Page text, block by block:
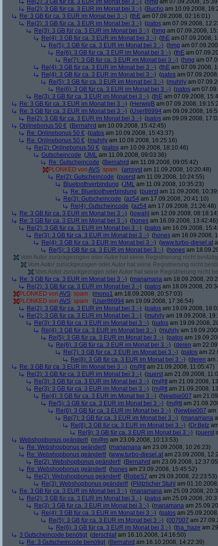
Re(2): 3 GB für ca. 3 EUR im Monat bei 3 :-) (hmg am 07.09.2008,
Re(2): 3 GB für ca. 3 EUR im Monat bei 3 :-) (Bucho am 10.09.2008,
Re: 3 GB für ca. 3 EUR im Monat bei 3 :-) (thE am 07.09.2008, 02:16:01)
Re(2): 3 GB für ca. 3 EUR im Monat bei 3 :-) (patos am 07.09.2008,
Re(3): 3 GB für ca. 3 EUR im Monat bei 3 :-) (hmg am 07.09.2008,
Re(4): 3 GB für ca. 3 EUR im Monat bei 3 :-) (thE am 07.09.2008,
Re(5): 3 GB für ca. 3 EUR im Monat bei 3 :-) (hmg am
Re(6): 3 GB für ca. 3 EUR im Monat bei 3 :-) (thE am
Re(7): 3 GB für ca. 3 EUR im Monat bei 3 :-) (hmg am
Re(4): 3 GB für ca. 3 EUR im Monat bei 3 :-) (thE am 07.09.2008,
Re(4): 3 GB für ca. 3 EUR im Monat bei 3 :-) (patos am
Re(5): 3 GB für ca. 3 EUR im Monat bei 3 :-) (muhrly am
Re(6): 3 GB für ca. 3 EUR im Monat bei 3 :-) (patos am
Re(3): 3 GB für ca. 3 EUR im Monat bei 3 :-) (thE am 07.09.2008,
Re: 3 GB für ca. 3 EUR im Monat bei 3 :-) (HerwigB am 07.09.2008,
Re: 3 GB für ca. 3 EUR im Monat bei 3 :-) (User86994 am 09.09.2008,
Re(2): 3 GB für ca. 3 EUR im Monat bei 3 :-) (patos am 09.09.2008,
Onlinebonus 50 € (Bernahrd am 10.09.2008, 15:42:45)
Re: Onlinebonus 50 € (patos am 10.09.2008, 15:43:37)
Re: Onlinebonus 50 € (muhrly am 10.09.2008, 16:25:16)
Re(2): Onlinebonus 50 € (patos am 10.09.2008, 18:10:46)
Gutscheincode (JML am 11.09.2008, 09:03:36)
Re: Gutscheincode (Bernahrd am 11.09.2008, 09:05:42)
PLONKED von AVS: spam (amsyst am 11.09.2008, 10:20:48)
Re(2): Gutscheincode (puerst am 11.09.2008, 10:24:55)
Bluetoothverbindung (JML am 11.09.2008, 10:35:23)
Re: Bluetoothverbindung (puerst am 11.09.2008,
Re(3): Gutscheincode (az54 am 17.09.2008, 20:41:10)
Re(4): Gutscheincode (az54 am 17.09.2008, 21:26:48)
Re: 3 GB für ca. 3 EUR im Monat bei 3 :-) (jowahl am 12.09.2008,
Re: 3 GB für ca. 3 EUR im Monat bei 3 :-) (hones am 16.09.2008, 13:42:46)
Re(2): 3 GB für ca. 3 EUR im Monat bei 3 :-) (patos am 16.09.2008,
Re(3): 3 GB für ca. 3 EUR im Monat bei 3 :-) (hones am 16.09.2008,
Re(4): 3 GB für ca. 3 EUR im Monat bei 3 :-) (www.turbo-diesel.at
Re(5): 3 GB für ca. 3 EUR im Monat bei 3 :-) (hones am
Vom Autor zurückgezogen oder Autor hat seine Registrierung nicht
Vom Autor zurückgezogen oder Autor hat seine Registrierung nicht
Vom Autor zurückgezogen oder Autor hat seine Registrierung nicht
Re: 3 GB für ca. 3 EUR im Monat bei 3 :-) (manamana am 18.09.2008,
Re(2): 3 GB für ca. 3 EUR im Monat bei 3 :-) (patos am 18.09.2008,
PLONKED von AVS: spam (mono1 am 18.09.2008, 20:57:03)
PLONKED von AVS: spam (User86994 am 19.09.2008, 17:36:54)
Re(2): 3 GB für ca. 3 EUR im Monat bei 3 :-) (patos am 19.09.2008,
Re(2): 3 GB für ca. 3 EUR im Monat bei 3 :-) (muhrly am 19.09.2008,
Re(3): 3 GB für ca. 3 EUR im Monat bei 3 :-) (patos am 19.09.2008,
Re(4): 3 GB für ca. 3 EUR im Monat bei 3 :-) (muhrly am
Re(5): 3 GB für ca. 3 EUR im Monat bei 3 :-) (patos am
Re(6): 3 GB für ca. 3 EUR im Monat bei 3 :-) (deren am
Re(7): 3 GB für ca. 3 EUR im Monat bei 3 :-) (patos am
Re(8): 3 GB für ca. 3 EUR im Monat bei 3 :-) (deren am
Re: 3 GB für ca. 3 EUR im Monat bei 3 :-) (m@tt am 21.09.2008, 11:05:47)
Re(2): 3 GB für ca. 3 EUR im Monat bei 3 :-) (puerst am 21.09.2008,
Re(3): 3 GB für ca. 3 EUR im Monat bei 3 :-) (m@tt am 21.09.2008,
Re(3): 3 GB für ca. 3 EUR im Monat bei 3 :-) (m@tt am 21.09.2008,
Re(4): 3 GB für ca. 3 EUR im Monat bei 3 :-) (Newbie007 am
Re(5): 3 GB für ca. 3 EUR im Monat bei 3 :-) (m@tt am
Re(6): 3 GB für ca. 3 EUR im Monat bei 3 :-) (Newbie007 am
Re(7): 3 GB für ca. 3 EUR im Monat bei 3 :-) (manamana
Re(8): 3 GB für ca. 3 EUR im Monat bei 3 :-) (Dr.Betz
Re(9): 3 GB für ca. 3 EUR im Monat bei 3 :-) (puerst
Webshopbonus geändert! (m@m am 23.09.2008, 10:13:53)
Re: Webshopbonus geändert! (manamana am 23.09.2008, 10:26:23)
Re: Webshopbonus geändert! (www.turbo-diesel.at am 23.09.2008,
Re(2): Webshopbonus geändert! (Bernahrd am 23.09.2008,
Re: Webshopbonus geändert! (hones am 23.09.2008, 15:45:52)
Re(2): Webshopbonus geändert! (RobeS7 am 29.09.2008, 22:23:53)
Re(3): Webshopbonus geändert! (Plötzlicher Stuhl am
Re: 3 GB für ca. 3 EUR im Monat bei 3 :-) (manamana am 25.09.2008,
Re(2): 3 GB für ca. 3 EUR im Monat bei 3 :-) (patos am 25.09.2008,
Re(3): 3 GB für ca. 3 EUR im Monat bei 3 :-) (manamana am
Re(4): 3 GB für ca. 3 EUR im Monat bei 3 :-) (patos am
Re(5): 3 GB für ca. 3 EUR im Monat bei 3 :-) (007007 am
Re(6): 3 GB für ca. 3 EUR im Monat bei 3 :-) (tha_haze am
3 Gutscheincode benötigt (derschlafam 16.10.2008, 14:16:50)
Re: 3 Gutscheincode benötigt (Bernahrd am 16.10.2008, 14:22:39)